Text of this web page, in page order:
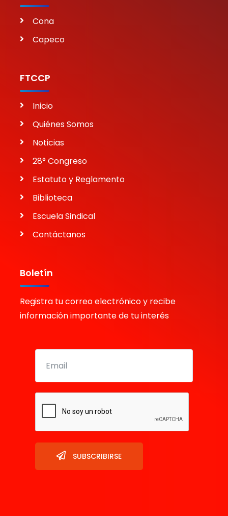
Cona
Capeco
FTCCP
Inicio
Quiénes Somos
Noticias
28° Congreso
Estatuto y Reglamento
Biblioteca
Escuela Sindical
Contáctanos
Boletín
Registra tu correo electrónico y recibe
información importante de tu interés
SUBSCRIBIRSE